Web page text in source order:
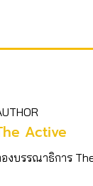
Active
งบรรณาธิการ